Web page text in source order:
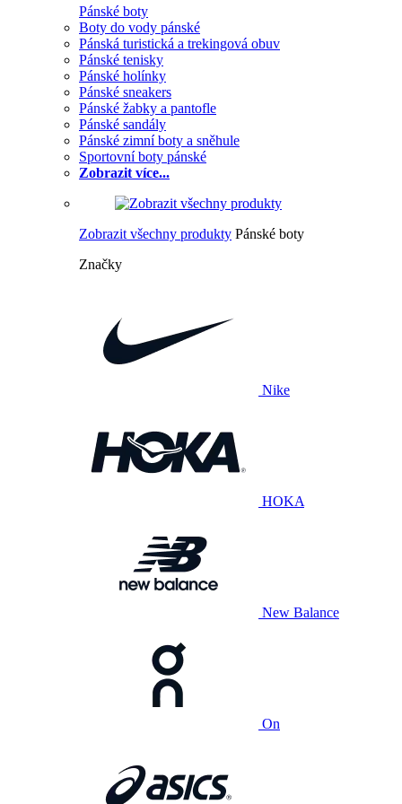
Pánské boty
Boty do vody pánské
Pánská turistická a trekingová obuv
Pánské tenisky
Pánské holínky
Pánské sneakers
Pánské žabky a pantofle
Pánské sandály
Pánské zimní boty a sněhule
Sportovní boty pánské
Zobrazit více...
Zobrazit všechny produkty Pánské boty
Značky
Nike
HOKA
New Balance
On